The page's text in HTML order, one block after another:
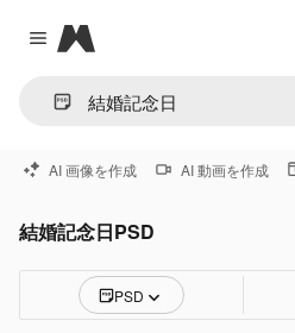
Close menu
Magnific
AI 画像を作成 AI 動画を作成
結婚記念日PSD
PSD